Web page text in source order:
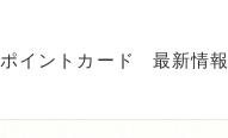
ポイントカード 最新情報